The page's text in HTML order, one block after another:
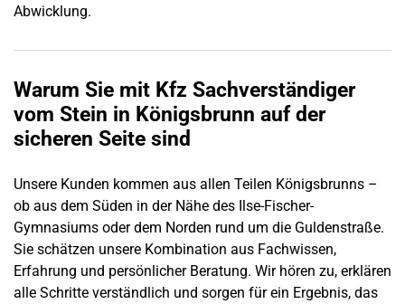
Abwicklung.
Warum Sie mit Kfz Sachverständiger
vom Stein in Königsbrunn auf der
sicheren Seite sind
Unsere Kunden kommen aus allen Teilen Königsbrunns –
ob aus dem Süden in der Nähe des Ilse-Fischer-
Gymnasiums oder dem Norden rund um die Guldenstraße.
Sie schätzen unsere Kombination aus Fachwissen,
Erfahrung und persönlicher Beratung. Wir hören zu, erklären
alle Schritte verständlich und sorgen für ein Ergebnis, das